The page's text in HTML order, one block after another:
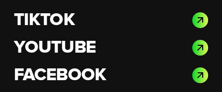
TIKTOK
YOUTUBE
FACEBOOK